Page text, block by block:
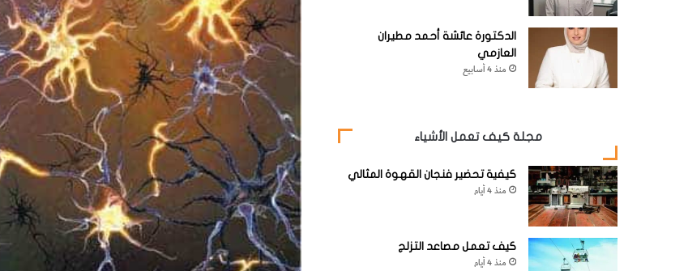
الدكتورة عائشة أحمد مطيران
العازمي
منذ 4 أسابيع
مجلة كيف تعمل الأشياء
كيفية تحضير فنجان القهوة المثالي
منذ 4 أيام
كيف تعمل مصاعد التزلج
منذ 4 أيام